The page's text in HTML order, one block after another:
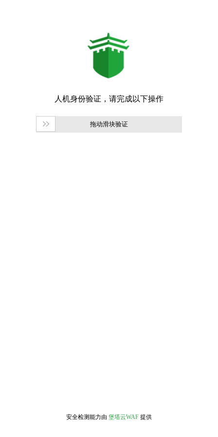
拖动滑块验证
安全检测能力由 堡塔云WAF 提供